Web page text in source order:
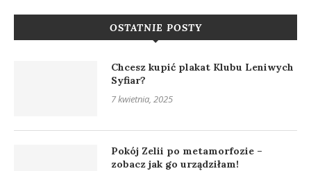
OSTATNIE POSTY
Chcesz kupić plakat Klubu Leniwych
Syfiar?
7 kwietnia, 2025
Pokój Zelii po metamorfozie –
zobacz jak go urządziłam!